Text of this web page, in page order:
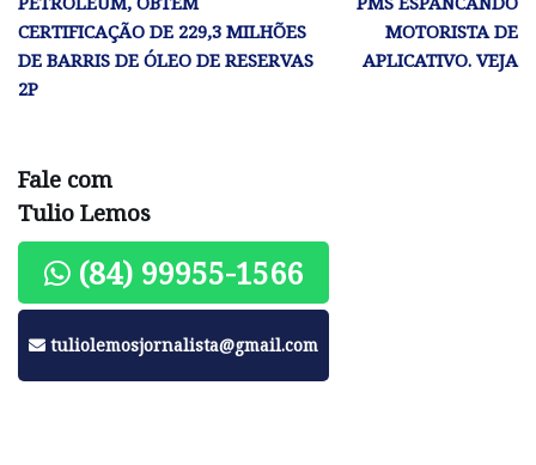
CERTIFICAÇÃO DE 229,3 MILHÕES
DE BARRIS DE ÓLEO DE RESERVAS
2P
MOTORISTA DE
APLICATIVO. VEJA
Fale com
Tulio Lemos
(84) 99955-1566
tuliolemosjornalista@gmail.com